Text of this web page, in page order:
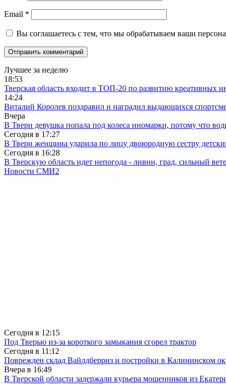
Email *
Вы соглашаетесь с тем, что мы обрабатываем ваши
Лучшее за неделю
18:53
Тверская область входит в ТОП-20 по развитию креативных
14:24
Виталий Королев поздравил и наградил выдающихся
Вчера
В Твери девушка попала под колеса иномарки, потому что
Сегодня в 17:27
В Твери женщина ударила по лицу двоюродную сестру
Сегодня в 16:28
В Тверскую область идет непогода - ливни, град, сильный
Новости СМИ2
Сегодня в 12:15
Под Тверью из-за короткого замыкания сгорел трактор
Сегодня в 11:12
Поврежден склад Вайлдберриз и постройки в Калининском
Вчера в 16:49
В Тверской области задержали курьера мошенников из